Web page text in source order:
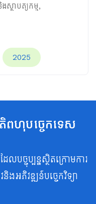
ថាបត្យកម្ម,
2025
ពហុបច្ចេកទេស
លបច្ចុប្បន្នស្ថិតក្រោមការ
ងអភិវឌ្ឍន៍បច្ចេកវិទ្យា